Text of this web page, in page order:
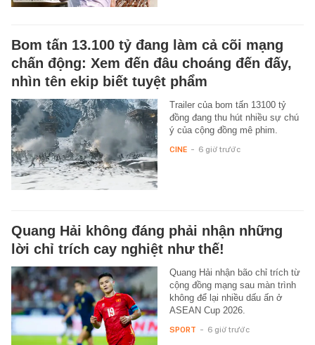
Bom tấn 13.100 tỷ đang làm cả cõi mạng
chấn động: Xem đến đâu choáng đến đấy,
nhìn tên ekip biết tuyệt phẩm
Trailer của bom tấn 13100 tỷ
đồng đang thu hút nhiều sự chú
ý của cộng đồng mê phim.
CINE - 6 giờ trước
Quang Hải không đáng phải nhận những
lời chỉ trích cay nghiệt như thế!
Quang Hải nhận bão chỉ trích từ
cộng đồng mạng sau màn trình
không để lại nhiều dấu ấn ở
ASEAN Cup 2026.
SPORT - 6 giờ trước